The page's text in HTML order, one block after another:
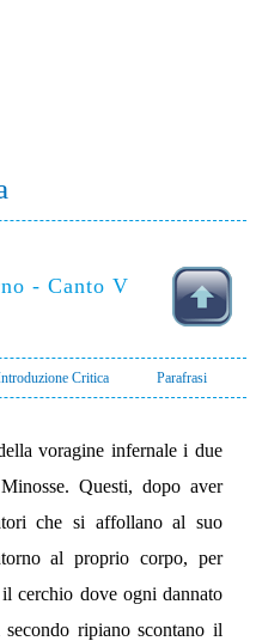
- Canto V
Critica Parafrasi
voragine infernale i due
Questi, dopo aver
che si affollano al suo
al proprio corpo, per
cerchio dove ogni dannato
ripiano scontano il